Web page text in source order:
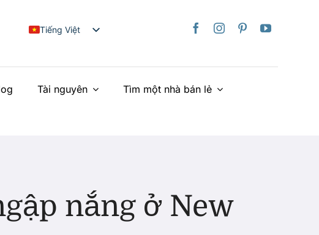
Tiếng Việt
日本語
Français
简体中文
Tài nguyên
Tìm một nhà bán lẻ
nắng ở New